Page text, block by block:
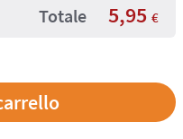
Totale 5,95 €